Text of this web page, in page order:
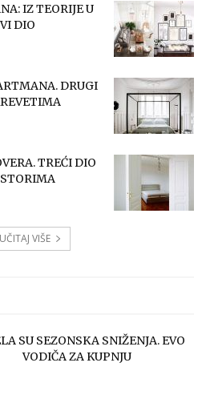
IZ TEORIJE U
DIO
DRUGI
TREĆI DIO
UČITAJ VIŠE
SU SEZONSKA SNIŽENJA. EVO
VODIČA ZA KUPNJU